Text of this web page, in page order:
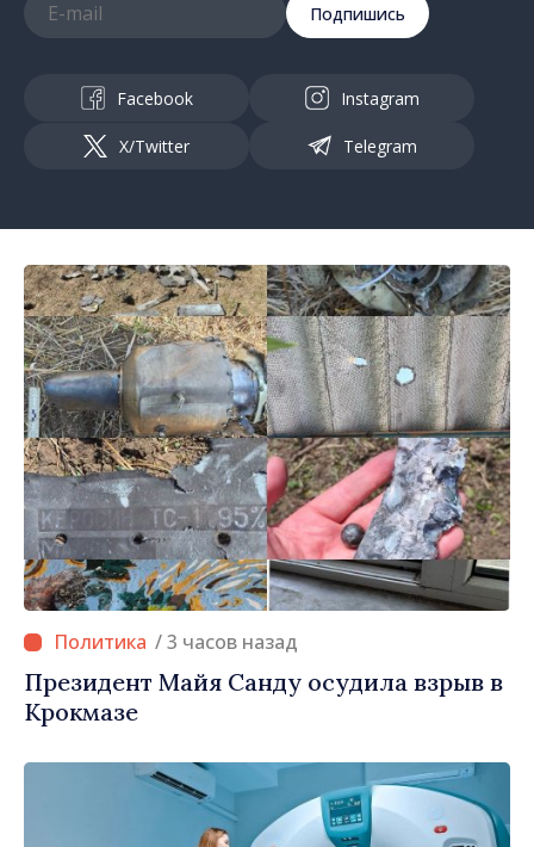
Подпишись
Facebook Instagram
X/Twitter Telegram
/ 3 часов назад
Президент Майя Санду осудила взрыв в
Крокмазе